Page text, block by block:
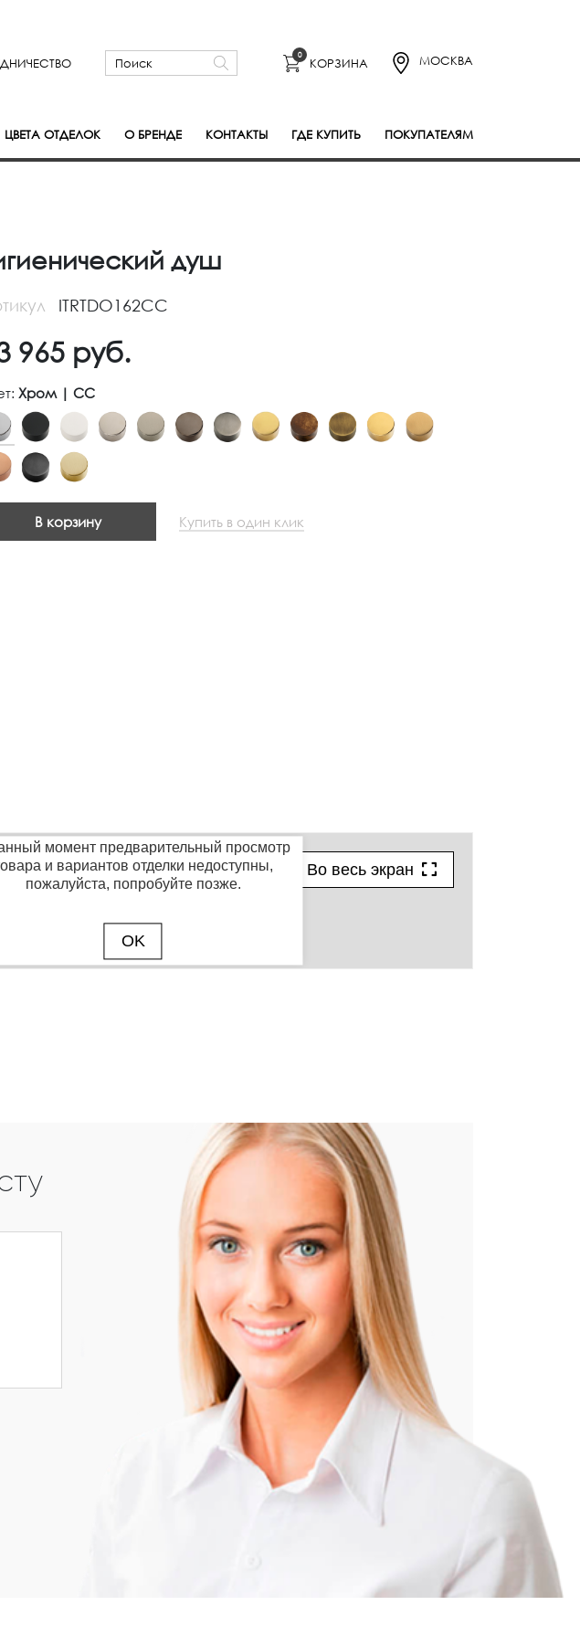
0
КОРЗИНА МОСКВА
ЦВЕТА ОТДЕЛОК О БРЕНДЕ КОНТАКТЫ ГДЕ КУПИТЬ ПОКУПАТЕЛЯМ
душ
ITRTDO162CC
965 руб.
Хром | CC
В корзину Купить в один клик